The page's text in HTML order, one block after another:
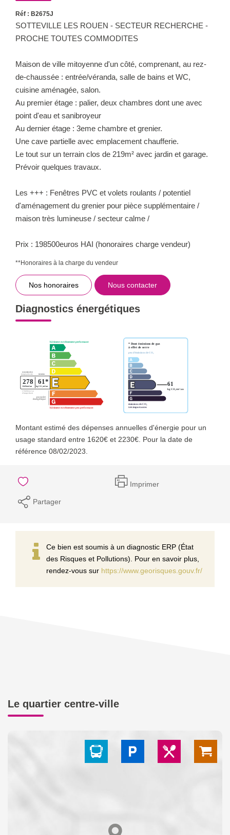
Réf : B2675J
SOTTEVILLE LES ROUEN - SECTEUR RECHERCHE -
PROCHE TOUTES COMMODITES
Maison de ville mitoyenne d'un côté, comprenant, au rez-
de-chaussée : entrée/véranda, salle de bains et WC,
cuisine aménagée, salon.
Au premier étage : palier, deux chambres dont une avec
point d'eau et sanibroyeur
Au dernier étage : 3eme chambre et grenier.
Une cave partielle avec emplacement chaufferie.
Le tout sur un terrain clos de 219m² avec jardin et garage.
Prévoir quelques travaux.
Les +++ : Fenêtres PVC et volets roulants / potentiel
d'aménagement du grenier pour pièce supplémentaire /
maison très lumineuse / secteur calme /
Prix : 198500euros HAI (honoraires charge vendeur)
**Honoraires à la charge du vendeur
Nos honoraires Nous contacter
Diagnostics énergétiques
Montant estimé des dépenses annuelles d'énergie pour un
usage standard entre 1620€ et 2230€. Pour la date de
référence 08/02/2023.
Imprimer
Partager
Ce bien est soumis à un diagnostic ERP (État
des Risques et Pollutions). Pour en savoir plus,
rendez-vous sur https://www.georisques.gouv.fr/
Le quartier centre-ville